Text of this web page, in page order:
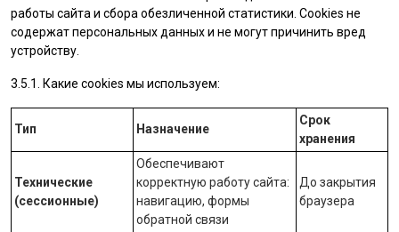
работы сайта и сбора обезличенной статистики. Cookies не
содержат персональных данных и не могут причинить вред
устройству.
3.5.1. Какие cookies мы используем:
Тип Назначение
Срок
хранения
Технические
(сессионные)
Обеспечивают
корректную работу сайта:
навигацию, формы
обратной связи
До закрытия
браузера